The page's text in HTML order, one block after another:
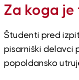
Za koga
Študenti pred
pisarniški delavci
popoldansko